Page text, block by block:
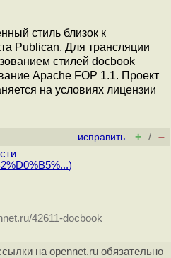
стиль близок к
Publican. Для трансляции
стилей docbook
Apache FOP 1.1. Проект
на условиях лицензии
исправить + / –
)
42611-docbook
на opennet.ru обязательно